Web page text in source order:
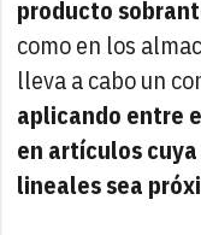
producto sobrant
como en los
lleva a cabo un
aplicando entre
en artículos
lineales sea